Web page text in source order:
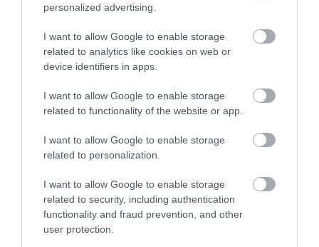
personalized advertising.
I want to allow Google to enable storage
related to analytics like cookies on web or
device identifiers in apps.
I want to allow Google to enable storage
related to functionality of the website or app.
I want to allow Google to enable storage
related to personalization.
I want to allow Google to enable storage
related to security, including authentication
functionality and fraud prevention, and other
user protection.